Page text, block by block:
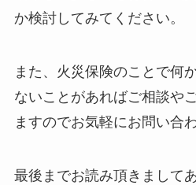
か検討してみてください。
また、火災保険のことで何
ないことがあればご相談や
ますのでお気軽にお問い合
最後までお読み頂きまして